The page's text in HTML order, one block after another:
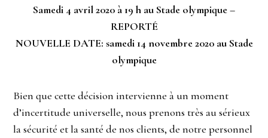
Samedi 4 avril 2020 à 19 h au Stade olympique –
REPORTÉ
NOUVELLE DATE: samedi 14 novembre 2020 au Stade
olympique
Bien que cette décision intervienne à un moment
d’incertitude universelle, nous prenons très au sérieux
la sécurité et la santé de nos clients, de notre personnel